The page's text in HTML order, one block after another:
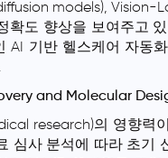
models),
확도 향상을 보여주고
AI 기반 헬스케어 자동
and Molecular
research)의 영향력
심사 분석에 따라 초기